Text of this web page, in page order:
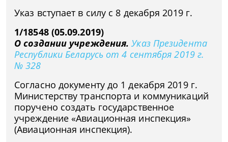
Указ вступает в силу с 8 декабря 2019 г.
1/18548 (05.09.2019)
О создании учреждения.Указ Президента
Республики Беларусь от 4 сентября 2019 г.
№ 328
Согласно документу до 1 декабря 2019 г.
Министерству транспорта и коммуникаций
поручено создать государственное
учреждение «Авиационная инспекция»
(Авиационная инспекция).